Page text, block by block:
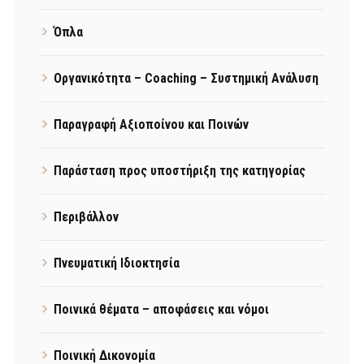
Όπλα
Οργανικότητα – Coaching – Συστημική Ανάλυση
Παραγραφή Αξιοποίνου και Ποινών
Παράσταση προς υποστήριξη της κατηγορίας
Περιβάλλον
Πνευματική Ιδιοκτησία
Ποινικά θέματα – αποφάσεις και νόμοι
Ποινική Δικονομία